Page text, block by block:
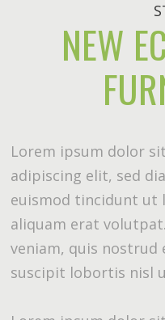
NEW
Lorem ipsum dolor
adipiscing elit, sed
euismod tincidunt ut
aliquam erat
veniam, quis
suscipit lobortis nisl